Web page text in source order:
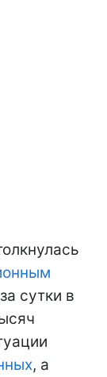
сутки в
, а